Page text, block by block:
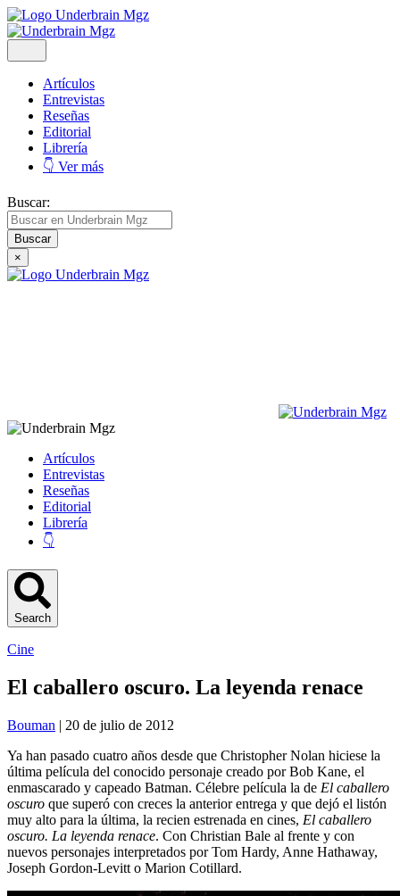
Artículos
Entrevistas
Reseñas
Editorial
Librería
👇 Ver más
Buscar:
×
Artículos
Entrevistas
Reseñas
Editorial
Librería
👇
Search
Cine
El caballero oscuro. La leyenda renace
Bouman | 20 de julio de 2012
Ya han pasado cuatro años desde que Christopher Nolan hiciese la
última película del conocido personaje creado por Bob Kane, el
enmascarado y capeado Batman. Célebre película la de El caballero
oscuro que superó con creces la anterior entrega y que dejó el listón
muy alto para la última, la recien estrenada en cines, El caballero
oscuro. La leyenda renace. Con Christian Bale al frente y con
nuevos personajes interpretados por Tom Hardy, Anne Hathaway,
Joseph Gordon-Levitt o Marion Cotillard.